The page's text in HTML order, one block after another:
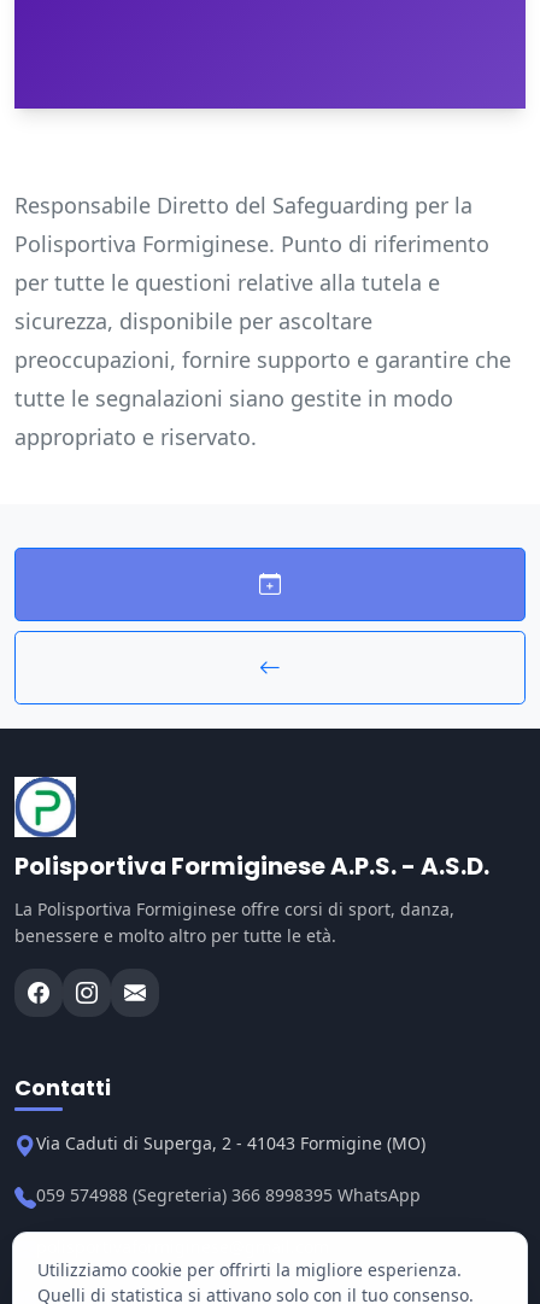
Responsabile Diretto del Safeguarding per la
Polisportiva Formiginese. Punto di riferimento
per tutte le questioni relative alla tutela e
sicurezza, disponibile per ascoltare
preoccupazioni, fornire supporto e garantire che
tutte le segnalazioni siano gestite in modo
appropriato e riservato.
Polisportiva Formiginese A.P.S. - A.S.D.
La Polisportiva Formiginese offre corsi di sport, danza,
benessere e molto altro per tutte le età.
Contatti
Via Caduti di Superga, 2 - 41043 Formigine (MO)
059 574988 (Segreteria) 366 8998395 WhatsApp
Segreteria: Lun-Ven 15:30-19:00
Utilizziamo cookie per offrirti la migliore esperienza.
Quelli di statistica si attivano solo con il tuo consenso.